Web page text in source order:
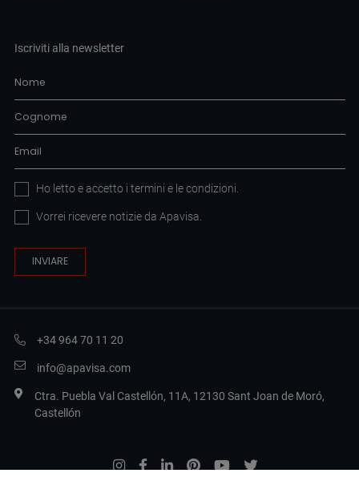
Iscriviti alla newsletter
Ho letto e accetto i termini e le condizioni
Vorrei ricevere notizie da Apavisa.
+34 964 70 11 20
info@apavisa.com
Ctra. Puebla Val Castellón, 11A, 12130 Sant Joan de Moró,
Castellón